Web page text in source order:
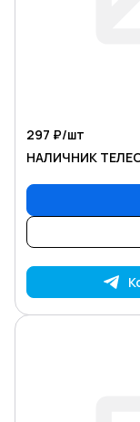
297 ₽/шт
НАЛИЧНИК